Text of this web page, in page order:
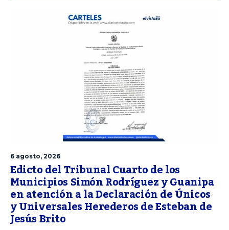
6 agosto, 2026
Edicto del Tribunal Cuarto de los
Municipios Simón Rodríguez y Guanipa
en atención a la Declaración de Únicos
y Universales Herederos de Esteban de
Jesús Brito